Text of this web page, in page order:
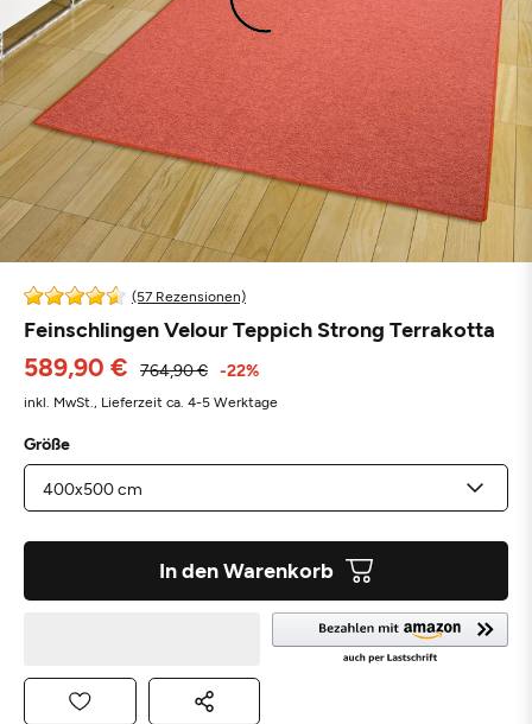
(57 Rezensionen)
Feinschlingen Velour Teppich Strong Terrakotta
589,90 € 764,90 € -22%
inkl. MwSt., Lieferzeit ca. 4-5 Werktage
Größe
In den Warenkorb